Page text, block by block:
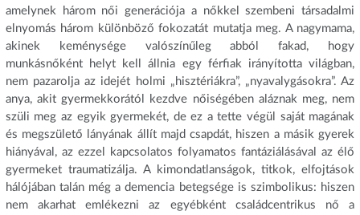
amelynek három női generációja a nőkkel szembeni társadalmi
elnyomás három különböző fokozatát mutatja meg. A nagymama,
akinek keménysége valószínűleg abból fakad, hogy
munkásnőként helyt kell állnia egy férfiak irányította világban,
nem pazarolja az idejét holmi „hisztériákra”, „nyavalygásokra”. Az
anya, akit gyermekkorától kezdve nőiségében aláznak meg, nem
szüli meg az egyik gyermekét, de ez a tette végül saját magának
és megszülető lányának állít majd csapdát, hiszen a másik gyerek
hiányával, az ezzel kapcsolatos folyamatos fantáziálásával az élő
gyermeket traumatizálja. A kimondatlanságok, titkok, elfojtások
hálójában talán még a demencia betegsége is szimbolikus: hiszen
nem akarhat emlékezni az egyébként családcentrikus nő a